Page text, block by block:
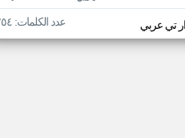
ار تي عربي عدد الكلمات: ٢٥٤